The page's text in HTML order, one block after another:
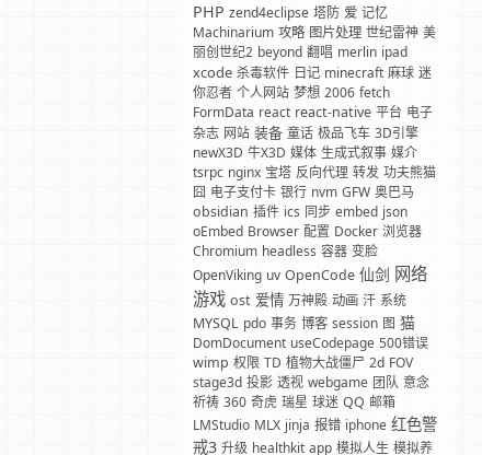
PHP zend4eclipse 塔防 爱 记忆
Machinarium 攻略 图片处理 世纪雷神 美
丽创世纪2 beyond 翻唱 merlin ipad
xcode 杀毒软件 日记 minecraft 麻球 迷
你忍者 个人网站 梦想 2006 fetch
FormData react react-native 平台 电子
杂志 网站 装备 童话 极品飞车 3D引擎
newX3D 牛X3D 媒体 生成式叙事 媒介
tsrpc nginx 宝塔 反向代理 转发 功夫熊猫
囧 电子支付卡 银行 nvm GFW 奥巴马
obsidian 插件 ics 同步 embed json
oEmbed Browser 配置 Docker 浏览器
Chromium headless 容器 变脸
OpenViking uv OpenCode 仙剑 网络
游戏 ost 爱情 万神殿 动画 汗 系统
MYSQL pdo 事务 博客 session 图 猫
DomDocument useCodepage 500错误
wimp 权限 TD 植物大战僵尸 2d FOV
stage3d 投影 透视 webgame 团队 意念
祈祷 360 奇虎 瑞星 球迷 QQ 邮箱
LMStudio MLX jinja 报错 iphone 红色警
戒3 升级 healthkit app 模拟人生 模拟养